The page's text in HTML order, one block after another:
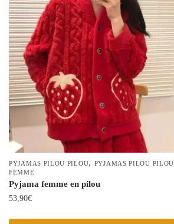
PYJAMAS PILOU PILOU, PYJAMAS PILOU PILOU
FEMME
Pyjama femme en pilou
53,90€
Ce